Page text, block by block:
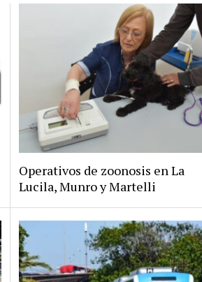
Operativos de zoonosis en La
Lucila, Munro y Martelli